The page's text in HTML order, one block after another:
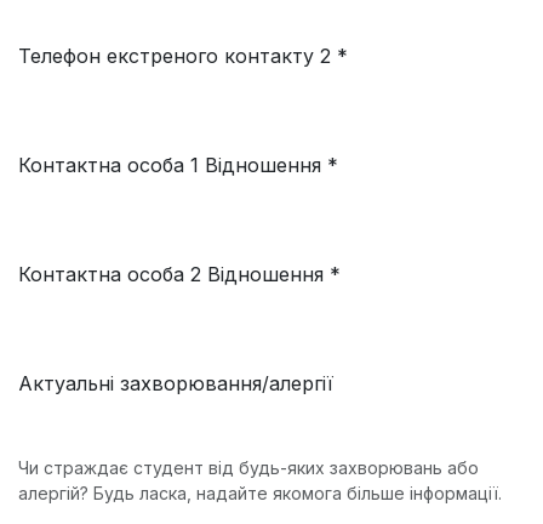
Телефон екстреного контакту 2 *
Контактна особа 1 Відношення *
Контактна особа 2 Відношення *
Актуальні захворювання/алергії
Чи страждає студент від будь-яких захворювань або
алергій? Будь ласка, надайте якомога більше інформації.